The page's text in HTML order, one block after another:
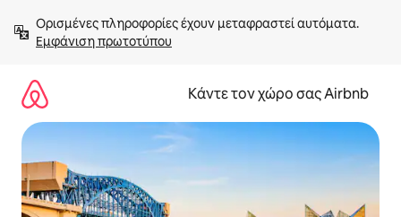
στο
περιεχόμενοΕμφάνιση πρωτοτύπου
Κάντε τον χώρο σας Airbnb